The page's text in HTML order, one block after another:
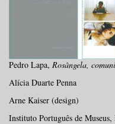
Pedro Lapa, Rosângela,
Alícia Duarte Penna
Arne Kaiser (design)
Instituto Português de